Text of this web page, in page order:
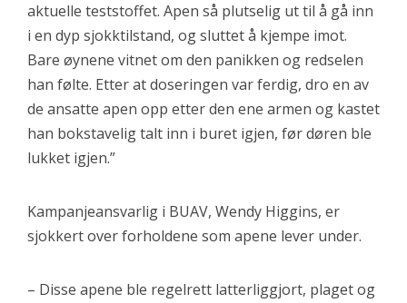
aktuelle teststoffet. Apen så plutselig ut til å gå inn
i en dyp sjokktilstand, og sluttet å kjempe imot.
Bare øynene vitnet om den panikken og redselen
han følte. Etter at doseringen var ferdig, dro en av
de ansatte apen opp etter den ene armen og kastet
han bokstavelig talt inn i buret igjen, før døren ble
lukket igjen.”
Kampanjeansvarlig i BUAV, Wendy Higgins, er
sjokkert over forholdene som apene lever under.
– Disse apene ble regelrett latterliggjort, plaget og